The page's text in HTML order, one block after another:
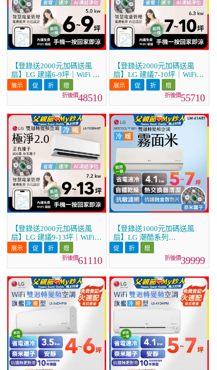
【登錄送2000元加碼送風
扇】LG 建議6-9坪｜WiFi 雙
迴轉變頻空調｜極淨2.0系列
｜AI 氣流 & 奈米離子 (LS-
48510
【登錄送2000元加碼送風
扇】LG 建議7-10坪｜WiFi
雙迴轉變頻空調｜極淨2.0系
列｜AI 氣流 & 奈米離子
55710
【登錄送2000元加碼送風
扇】LG 建議9-13坪｜WiFi
雙迴轉變頻空調｜極淨2.0系
列｜AI 氣流 & 奈米離子
61110
【登錄送1000元加碼送風
扇】LG 潮酷系列
ARTCOOL™ WiFi 潮酷冷暖
雙迴轉變頻空調 - 霧面米
_4.1kw_建議適用坪數約5-7
39999